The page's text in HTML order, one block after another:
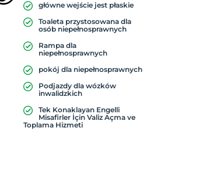
główne wejście jest płaskie
Toaleta przystosowana dla
osób niepełnosprawnych
Rampa dla
niepełnosprawnych
pokój dla niepełnosprawnych
Podjazdy dla wózków
inwalidzkich
Tek Konaklayan Engelli
Misafirler İçin Valiz Açma ve
Toplama Hizmeti